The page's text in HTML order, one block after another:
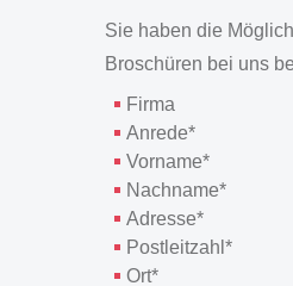
Sie haben die
Broschüren bei uns
Firma
Anrede*
Vorname*
Nachname*
Adresse*
Postleitzahl*
Ort*